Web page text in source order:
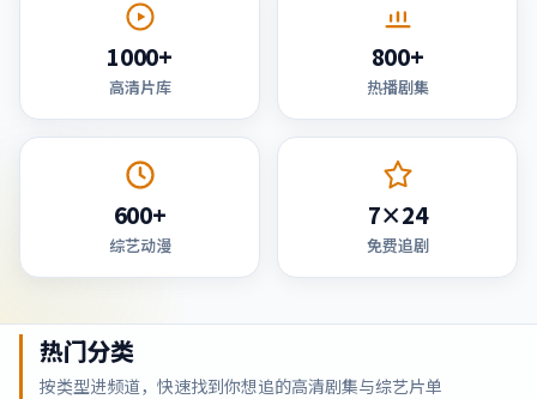
1000+
高清片库
800+
热播剧集
600+
综艺动漫
7×24
免费追剧
热门分类
按类型进频道，快速找到你想追的高清剧集与综艺片单